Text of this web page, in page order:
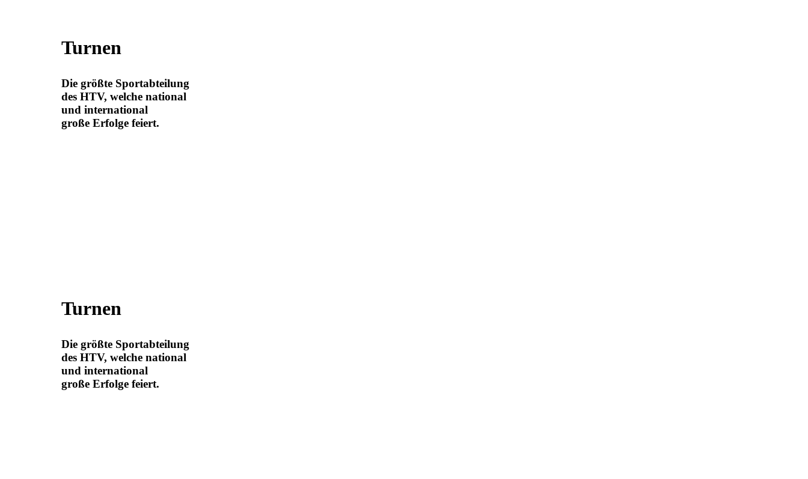
Turnen
Die größte Sportabteilung
des HTV, welche national
und international
große Erfolge feiert.
Turnen
Die größte Sportabteilung
des HTV, welche national
und international
große Erfolge feiert.